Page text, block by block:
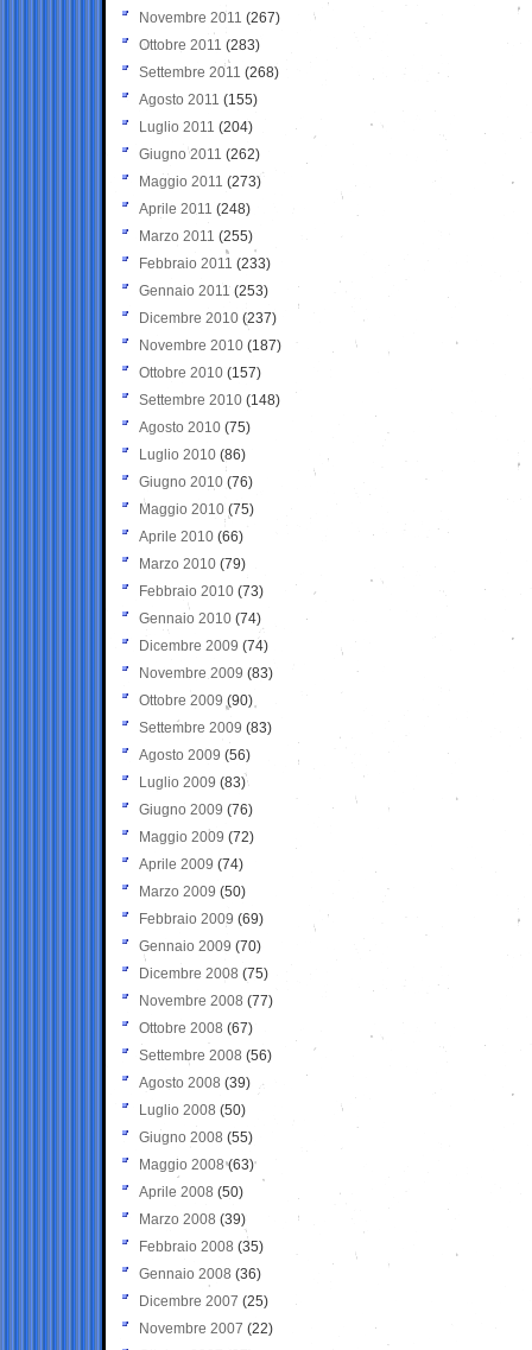
Novembre 2011 (267)
Ottobre 2011 (283)
Settembre 2011 (268)
Agosto 2011 (155)
Luglio 2011 (204)
Giugno 2011 (262)
Maggio 2011 (273)
Aprile 2011 (248)
Marzo 2011 (255)
Febbraio 2011 (233)
Gennaio 2011 (253)
Dicembre 2010 (237)
Novembre 2010 (187)
Ottobre 2010 (157)
Settembre 2010 (148)
Agosto 2010 (75)
Luglio 2010 (86)
Giugno 2010 (76)
Maggio 2010 (75)
Aprile 2010 (66)
Marzo 2010 (79)
Febbraio 2010 (73)
Gennaio 2010 (74)
Dicembre 2009 (74)
Novembre 2009 (83)
Ottobre 2009 (90)
Settembre 2009 (83)
Agosto 2009 (56)
Luglio 2009 (83)
Giugno 2009 (76)
Maggio 2009 (72)
Aprile 2009 (74)
Marzo 2009 (50)
Febbraio 2009 (69)
Gennaio 2009 (70)
Dicembre 2008 (75)
Novembre 2008 (77)
Ottobre 2008 (67)
Settembre 2008 (56)
Agosto 2008 (39)
Luglio 2008 (50)
Giugno 2008 (55)
Maggio 2008(63)
Aprile 2008 (50)
Marzo 2008 (39)
Febbraio 2008 (35)
Gennaio 2008 (36)
Dicembre 2007 (25)
Novembre 2007 (22)